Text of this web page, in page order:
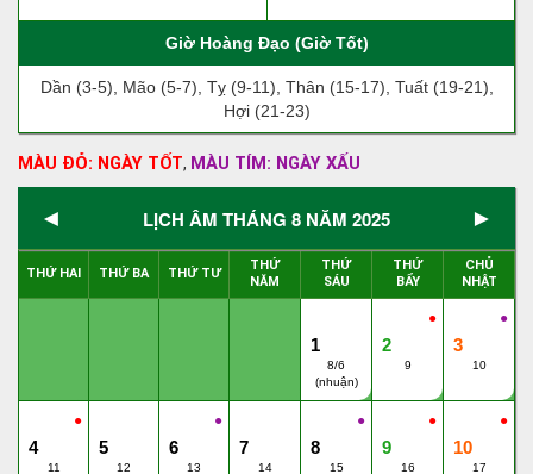
Giờ Hoàng Đạo (Giờ Tốt)
Dần (3-5), Mão (5-7), Tỵ (9-11), Thân (15-17), Tuất (19-21),
Hợi (21-23)
MÀU ĐỎ: NGÀY TỐT, MÀU TÍM: NGÀY XẤU
◄ LỊCH ÂM THÁNG 8 NĂM 2025 ►
THỨ HAI THỨ BA THỨ TƯ
THỨ
NĂM
THỨ
SÁU
THỨ
BẨY
CHỦ
NHẬT
1
8/6
(nhuận)
●
2
9
●
3
10
●
4
11
5
12
●
6
13
7
14
●
8
15
●
9
16
●
10
17